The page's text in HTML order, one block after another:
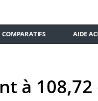
COMPARATIFS AIDE
à